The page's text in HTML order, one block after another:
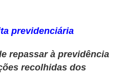
previdenciária
repassar à previdência
recolhidas dos